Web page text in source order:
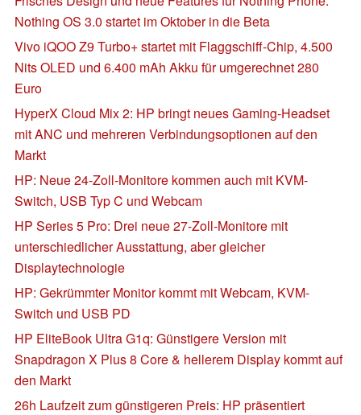
Nothing OS 3.0 startet im Oktober in die Beta
Vivo iQOO Z9 Turbo+ startet mit Flaggschiff-Chip, 4.500
Nits OLED und 6.400 mAh Akku für umgerechnet 280
Euro
HyperX Cloud Mix 2: HP bringt neues Gaming-Headset
mit ANC und mehreren Verbindungsoptionen auf den
Markt
HP: Neue 24-Zoll-Monitore kommen auch mit KVM-
Switch, USB Typ C und Webcam
HP Series 5 Pro: Drei neue 27-Zoll-Monitore mit
unterschiedlicher Ausstattung, aber gleicher
Displaytechnologie
HP: Gekrümmter Monitor kommt mit Webcam, KVM-
Switch und USB PD
HP EliteBook Ultra G1q: Günstigere Version mit
Snapdragon X Plus 8 Core & hellerem Display kommt auf
den Markt
26h Laufzeit zum günstigeren Preis: HP präsentiert